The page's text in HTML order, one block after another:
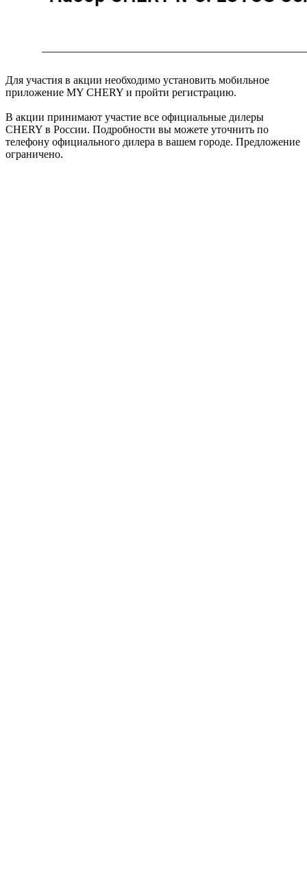
Для участия в акции необходимо установить мобильное
приложение MY CHERY и пройти регистрацию.
В акции принимают участие все официальные дилеры
CHERY в России. Подробности вы можете уточнить по
телефону официального дилера в вашем городе. Предложение
ограничено.